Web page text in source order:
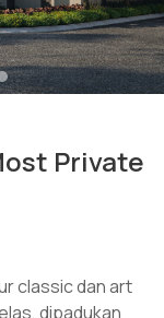
Private
classic dan art
dipadukan